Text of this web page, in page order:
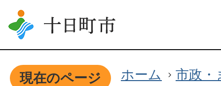
現在のページ ホーム 市政・